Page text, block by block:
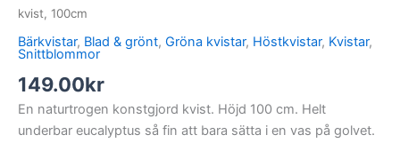
kvist, 100cm
Bärkvistar, Blad & grönt, Gröna kvistar, Höstkvistar, Kvistar,
Snittblommor
149.00kr
En naturtrogen konstgjord kvist. Höjd 100 cm. Helt
underbar eucalyptus så fin att bara sätta i en vas på golvet.